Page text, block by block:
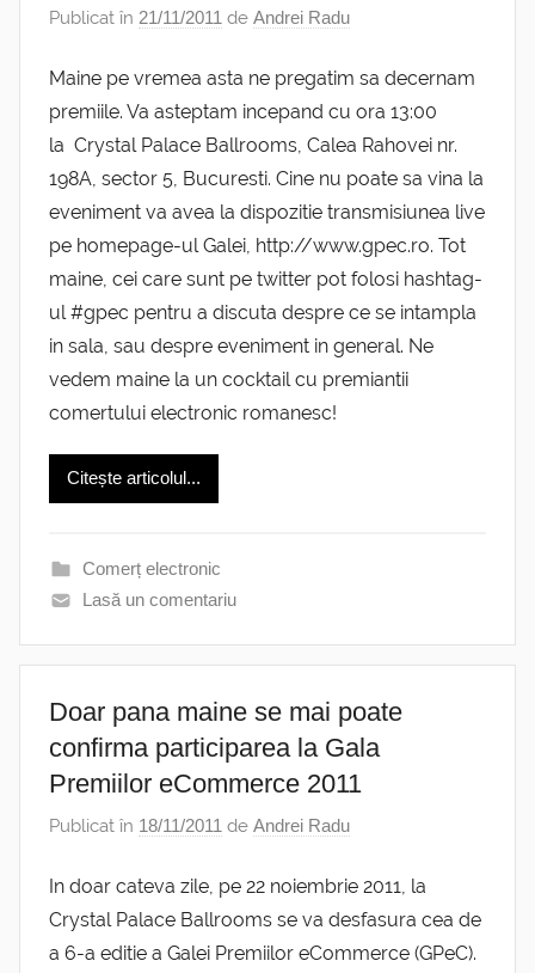
Publicat în 21/11/2011 de Andrei Radu
Maine pe vremea asta ne pregatim sa decernam
premiile. Va asteptam incepand cu ora 13:00
la Crystal Palace Ballrooms, Calea Rahovei nr.
198A, sector 5, Bucuresti. Cine nu poate sa vina la
eveniment va avea la dispozitie transmisiunea live
pe homepage-ul Galei, http://www.gpec.ro. Tot
maine, cei care sunt pe twitter pot folosi hashtag-
ul #gpec pentru a discuta despre ce se intampla
in sala, sau despre eveniment in general. Ne
vedem maine la un cocktail cu premiantii
comertului electronic romanesc!
Citește articolul...
Comerț electronic
Lasă un comentariu
Doar pana maine se mai poate
confirma participarea la Gala
Premiilor eCommerce 2011
Publicat în 18/11/2011 de Andrei Radu
In doar cateva zile, pe 22 noiembrie 2011, la
Crystal Palace Ballrooms se va desfasura cea de
a 6-a editie a Galei Premiilor eCommerce (GPeC).